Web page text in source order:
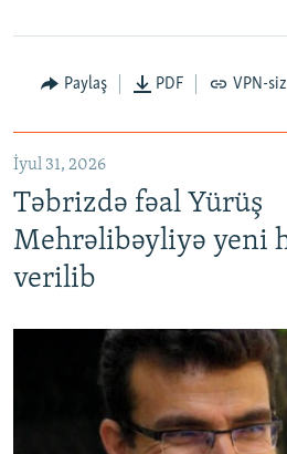
Paylaş PDF VPN-
İyul 31, 2026
Təbrizdə fəal Yürüş
Mehrəlibəyliyə yeni
verilib